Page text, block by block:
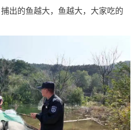
出的鱼越大，鱼越大，大家吃的